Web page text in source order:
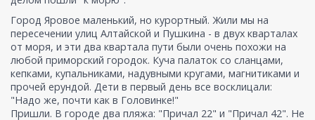
Город Яровое маленький, но курортный. Жили мы на
пересечении улиц Алтайской и Пушкина - в двух кварталах
от моря, и эти два квартала пути были очень похожи на
любой приморский городок. Куча палаток со сланцами,
кепками, купальниками, надувными кругами, магнитиками и
прочей ерундой. Дети в первый день все восклицали:
"Надо же, почти как в Головинке!"
Пришли. В городе два пляжа: "Причал 22" и "Причал 42". Не